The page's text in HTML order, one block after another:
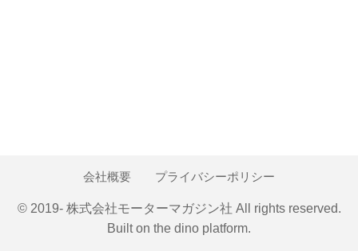
会社概要 プライバシーポリシー
© 2019- 株式会社モーターマガジン社 All rights reserved.
Built on the dino platform.